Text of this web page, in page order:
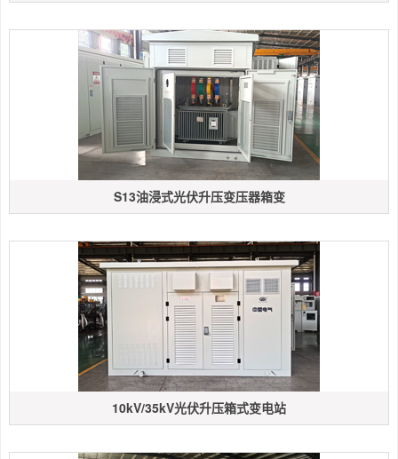
S13油浸式光伏升压变压器箱变
10kV/35kV光伏升压箱式变电站